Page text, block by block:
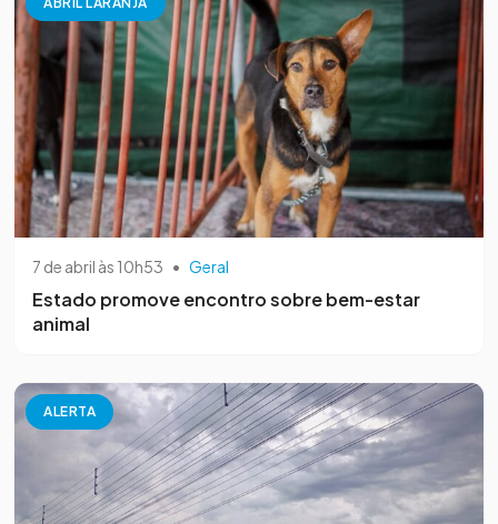
7 de abril às 10h53 • Geral
Estado promove encontro sobre bem-estar
animal
ALERTA